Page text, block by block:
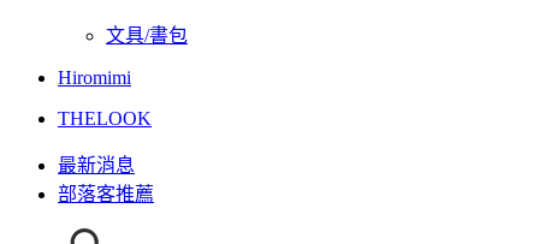
文具/書包
Hiromimi
THELOOK
最新消息
部落客推薦